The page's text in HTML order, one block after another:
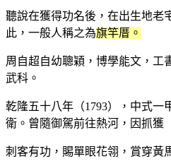
聽說在獲得功名後，在出生地老
此，一般人稱之為旗竿厝。
周自超自幼聰穎，博學能文，工
武科。
乾隆五十八年（1793），中式一
衛。曾隨御駕前往熱河，因抓獲
刺客有功，賜單眼花翎，賞穿黃